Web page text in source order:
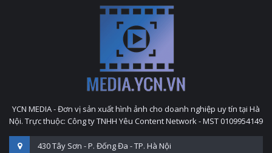
YCN MEDIA - Đơn vị sản xuất hình ảnh cho doanh nghiệp uy tín tại Hà
Nội. Trực thuộc: Công ty TNHH Yêu Content Network - MST 0109954149
430 Tây Sơn - P. Đống Đa - TP. Hà Nội